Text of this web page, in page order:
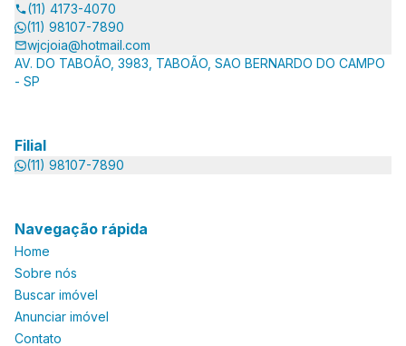
(11) 4173-4070
(11) 98107-7890
wjcjoia@hotmail.com
AV. DO TABOÃO, 3983, TABOÃO, SAO BERNARDO DO CAMPO
- SP
Filial
(11) 98107-7890
Navegação rápida
Home
Sobre nós
Buscar imóvel
Anunciar imóvel
Contato